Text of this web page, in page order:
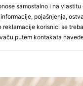
samostalno i na
pojašnjenja,
reklamacije korisnici se
putem kontakata